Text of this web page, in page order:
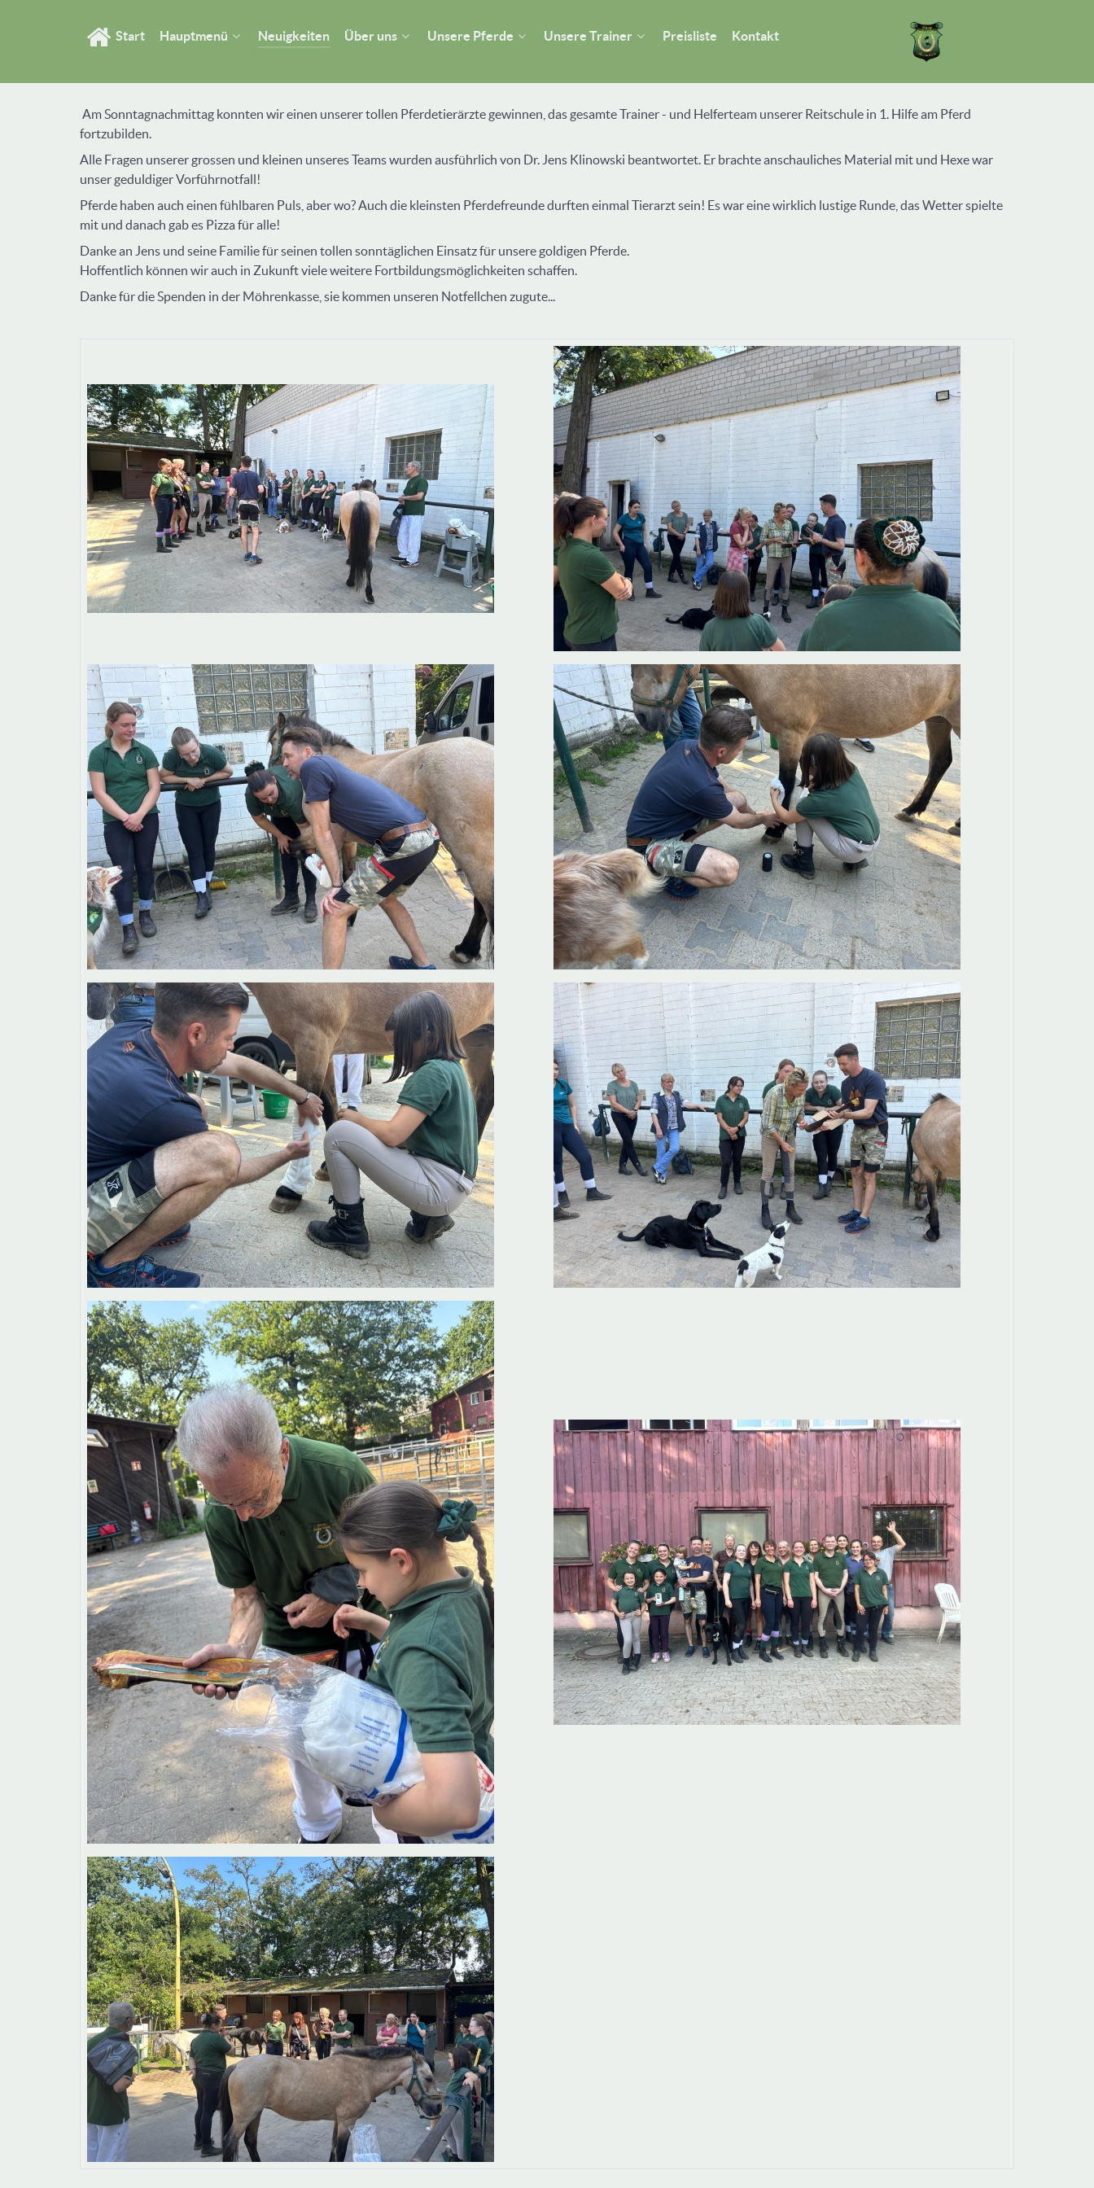
Start Hauptmenü Neuigkeiten Über uns Unsere Pferde Unsere Trainer Preisliste Kontakt
Am Sonntagnachmittag konnten wir einen unserer tollen Pferdetierärzte gewinnen, das gesamte Trainer - und Helferteam unserer Reitschule in 1. Hilfe am Pferd
fortzubilden.
Alle Fragen unserer grossen und kleinen unseres Teams wurden ausführlich von Dr. Jens Klinowski beantwortet. Er brachte anschauliches Material mit und Hexe war
unser geduldiger Vorführnotfall!
Pferde haben auch einen fühlbaren Puls, aber wo? Auch die kleinsten Pferdefreunde durften einmal Tierarzt sein! Es war eine wirklich lustige Runde, das Wetter spielte
mit und danach gab es Pizza für alle!
Danke an Jens und seine Familie für seinen tollen sonntäglichen Einsatz für unsere goldigen Pferde.
Hoffentlich können wir auch in Zukunft viele weitere Fortbildungsmöglichkeiten schaffen.
Danke für die Spenden in der Möhrenkasse, sie kommen unseren Notfellchen zugute...